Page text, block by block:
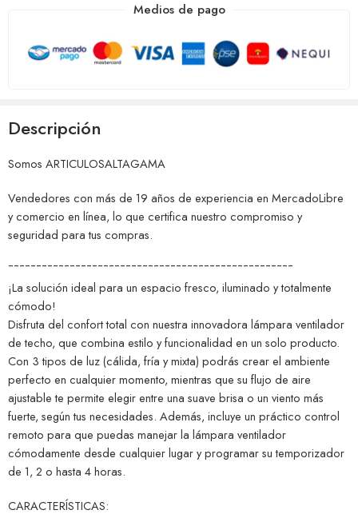
Medios de pago
Descripción
Somos ARTICULOSALTAGAMA
Vendedores con más de 19 años de experiencia en MercadoLibre
y comercio en línea, lo que certifica nuestro compromiso y
seguridad para tus compras.
¯¯¯¯¯¯¯¯¯¯¯¯¯¯¯¯¯¯¯¯¯¯¯¯¯¯¯¯¯¯¯¯¯¯¯¯¯¯¯¯¯¯¯¯¯¯¯¯¯¯¯
¡La solución ideal para un espacio fresco, iluminado y totalmente
cómodo!
Disfruta del confort total con nuestra innovadora lámpara ventilador
de techo, que combina estilo y funcionalidad en un solo producto.
Con 3 tipos de luz (cálida, fría y mixta) podrás crear el ambiente
perfecto en cualquier momento, mientras que su flujo de aire
ajustable te permite elegir entre una suave brisa o un viento más
fuerte, según tus necesidades. Además, incluye un práctico control
remoto para que puedas manejar la lámpara ventilador
cómodamente desde cualquier lugar y programar su temporizador
de 1, 2 o hasta 4 horas.
CARACTERÍSTICAS: